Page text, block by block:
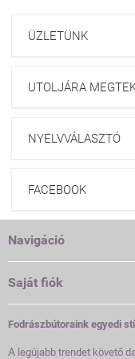
ÜZLETÜNK
UTOLJÁRA
NYELVVÁLASZTÓ
FACEBOOK
Navigáció
Saját fiók
Fodrászbútoraink egyedi
A legújabb trendet követő